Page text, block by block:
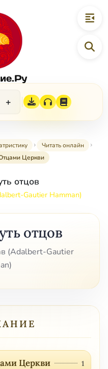
+
Читать онлайн
Церкви
отцов
Gautier Hamman)
отцов
(Adalbert-Gautier
Церкви 1